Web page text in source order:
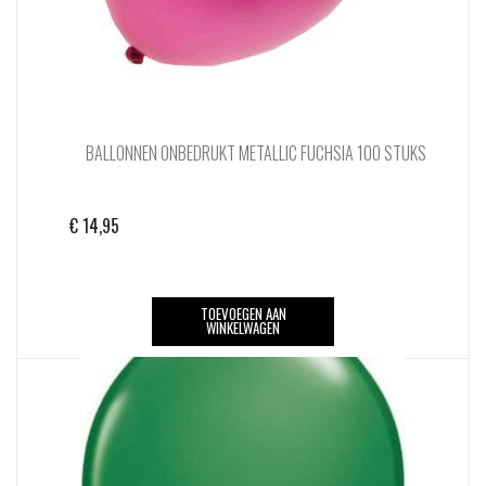
BALLONNEN ONBEDRUKT METALLIC FUCHSIA 100 STUKS
€14,95
TOEVOEGEN AAN
WINKELWAGEN